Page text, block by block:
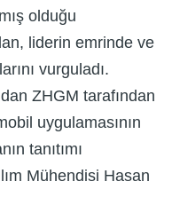
olduğu
liderin emrinde ve
vurguladı.
ZHGM tarafından
uygulamasının
tanıtımı
Mühendisi Hasan